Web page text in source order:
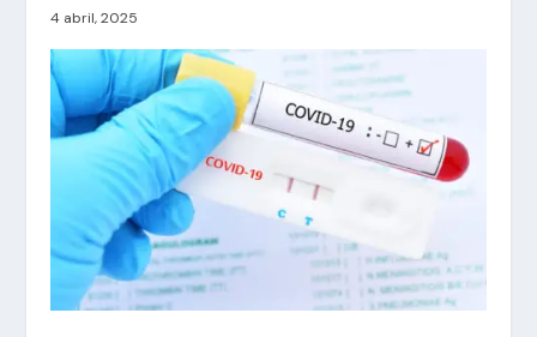
4 abril, 2025